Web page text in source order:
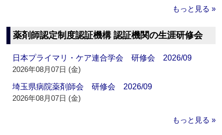
もっと見る »
薬剤師認定制度認証機構 認証機関の生涯研修会
日本プライマリ・ケア連合学会 研修会 2026/09
2026年08月07日 (金)
埼玉県病院薬剤師会 研修会 2026/09
2026年08月07日 (金)
もっと見る »